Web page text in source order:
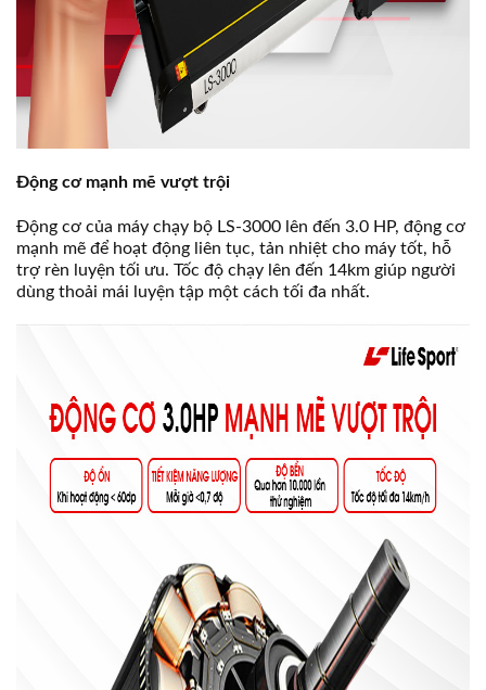
Động cơ mạnh mẽ vượt trội
Động cơ của máy chạy bộ LS-3000 lên đến 3.0 HP, động cơ
mạnh mẽ để hoạt động liên tục, tản nhiệt cho máy tốt, hỗ
trợ rèn luyện tối ưu. Tốc độ chạy lên đến 14km giúp người
dùng thoải mái luyện tập một cách tối đa nhất.